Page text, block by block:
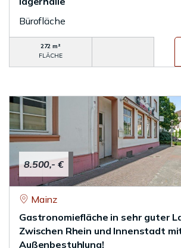
Bürofläche
272 m²
FLÄCHE
8.500,- €
Mainz
Gastronomiefläche in sehr guter
Zwischen Rhein und Innenstadt
Außenbestuhlung!